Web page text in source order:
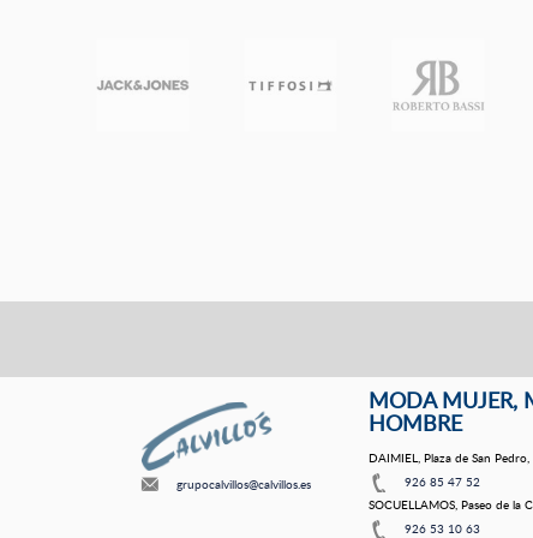
grupocalvillos@calvillos.es
MODA MUJER,
HOMBRE
DAIMIEL, Plaza de San Pedro,
926 85 47 52
SOCUELLAMOS, Paseo de la
926 53 10 63